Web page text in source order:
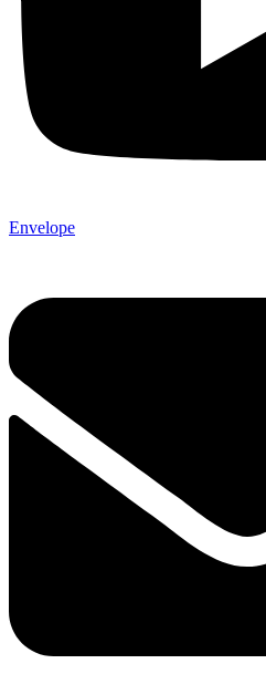
Envelope